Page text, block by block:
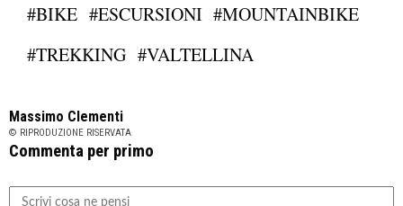
#BIKE #ESCURSIONI #MOUNTAINBIKE
#TREKKING #VALTELLINA
Massimo Clementi
© RIPRODUZIONE RISERVATA
Commenta per primo